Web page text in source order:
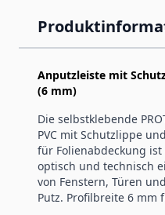
Anputzleiste mit
(6 mm)
Die selbstklebende
PVC mit Schutzlippe
für Folienabdeckung
optisch und technisch
von Fenstern, Türen
Putz. Profilbreite 6 mm